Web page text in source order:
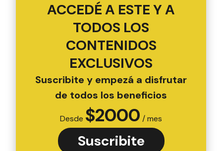
ACCEDÉ A ESTE Y A
TODOS LOS
CONTENIDOS
EXCLUSIVOS
Suscribite y empezá a disfrutar
de todos los beneficios
Desde $2000 / mes
Suscribite